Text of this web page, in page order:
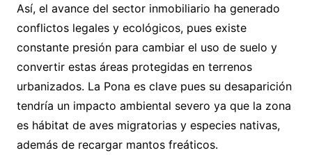
Así, el avance del sector inmobiliario ha generado
conflictos legales y ecológicos, pues existe
constante presión para cambiar el uso de suelo y
convertir estas áreas protegidas en terrenos
urbanizados. La Pona es clave pues su desaparición
tendría un impacto ambiental severo ya que la zona
es hábitat de aves migratorias y especies nativas,
además de recargar mantos freáticos.